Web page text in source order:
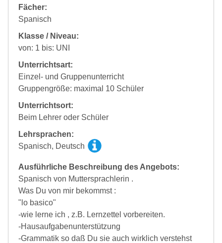
Fächer:
Spanisch
Klasse / Niveau:
von: 1 bis: UNI
Unterrichtsart:
Einzel- und Gruppenunterricht
Gruppengröße: maximal 10 Schüler
Unterrichtsort:
Beim Lehrer oder Schüler
Lehrsprachen:
Spanisch, Deutsch
Ausführliche Beschreibung des Angebots:
Spanisch von Muttersprachlerin .
Was Du von mir bekommst :
"lo basico"
-wie lerne ich , z.B. Lernzettel vorbereiten.
-Hausaufgabenunterstützung
-Grammatik so daß Du sie auch wirklich verstehst